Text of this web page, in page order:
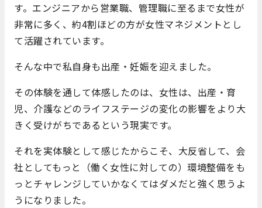
す。エンジニアから営業職、管理職に至るまで女性が
非常に多く、約4割ほどの方が女性マネジメントとし
て活躍されています。
そんな中で私自身も出産・妊娠を迎えました。
その体験を通して体感したのは、女性は、出産・育
児、介護などのライフステージの変化の影響をより大
きく受けがちであるという現実です。
それを実体験として感じたからこそ、大反省して、会
社としてもっと（働く女性に対しての）環境整備をも
っとチャレンジしていかなくてはダメだと強く思うよ
うになりました。